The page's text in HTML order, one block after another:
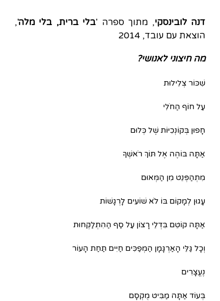
דנה לובינסקי, מתוך ספרה 'בלי ברית, בלי מלה',
הוצאת עם עובד, 2014
מה חיצוני לאנושי?
שִׁכּוֹר צְלִילוּת
עַל חוֹף הַחֹלִי
חָפוּן בְּקוֹנְכִיּוֹת שֶׁל כְּלוּם
אַתָּה בּוֹהֶה אֶל תּוֹךְ רֹאשְׁךָ
מִתְהַפְּנֵט מִן הַמְּאוּם
עָגוּן לְמָקוֹם בּוֹ לֹא שׁוֹעִים לָרְגָשׁוֹת
אַתָּה קוֹטֵם בִּדְלֵי רָצוֹן עַל סַף הַהִתְלַקְּחוּת
וְכָל גַּלֵּי הָאַרְגָּמָן הַמְפַכִּים חַיִּים תַּחַת הָעוֹר
נֶעֱצָרִים
בְּעוֹד אַתָּה מַבִּיט מֻקְסָם